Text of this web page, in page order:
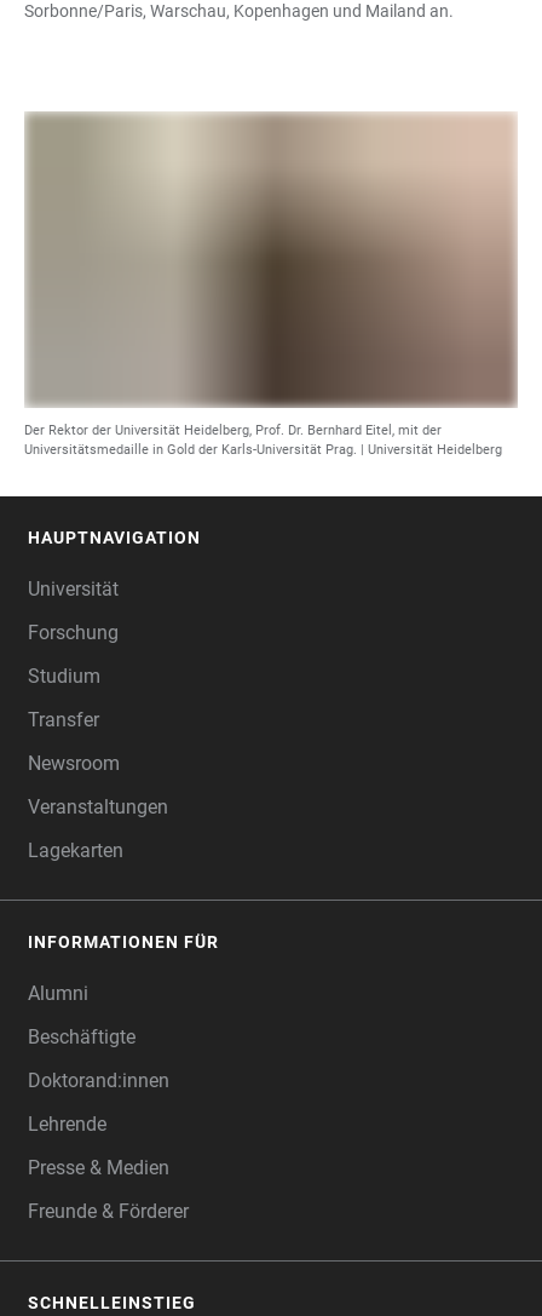
Sorbonne/Paris, Warschau, Kopenhagen und Mailand an.
Der Rektor der Universität Heidelberg, Prof. Dr. Bernhard Eitel, mit der
Universitätsmedaille in Gold der Karls-Universität Prag. | Universität Heidelberg
HAUPTNAVIGATION
Universität
Forschung
Studium
Transfer
Newsroom
Veranstaltungen
Lagekarten
INFORMATIONEN FÜR
Alumni
Beschäftigte
Doktorand:innen
Lehrende
Presse & Medien
Freunde & Förderer
SCHNELLEINSTIEG